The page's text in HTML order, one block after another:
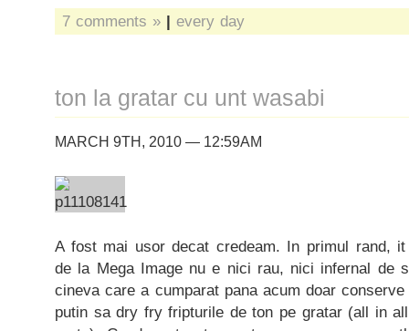
7 comments » | every day
ton la gratar cu unt wasabi
MARCH 9TH, 2010 — 12:59AM
A fost mai usor decat credeam. In primul rand,
de la Mega Image nu e nici rau, nici infernal de
cineva care a cumparat pana acum doar
putin sa dry fry fripturile de ton pe gratar (all in